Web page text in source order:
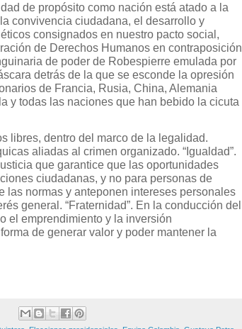
de propósito como nación está atado a la
convivencia ciudadana, el desarrollo y
consignados en nuestro pacto social,
de Derechos Humanos en contraposición
de poder de Robespierre emulada por
detrás de la que se esconde la opresión
de Francia, Rusia, China, Alemania
y todas las naciones que han bebido la cicuta
libres, dentro del marco de la legalidad.
aliadas al crimen organizado. “Igualdad”.
que garantice que las oportunidades
ciudadanas, y no para personas de
las normas y anteponen intereses personales
general. “Fraternidad”. En la conducción del
el emprendimiento y la inversión
de generar valor y poder mantener la